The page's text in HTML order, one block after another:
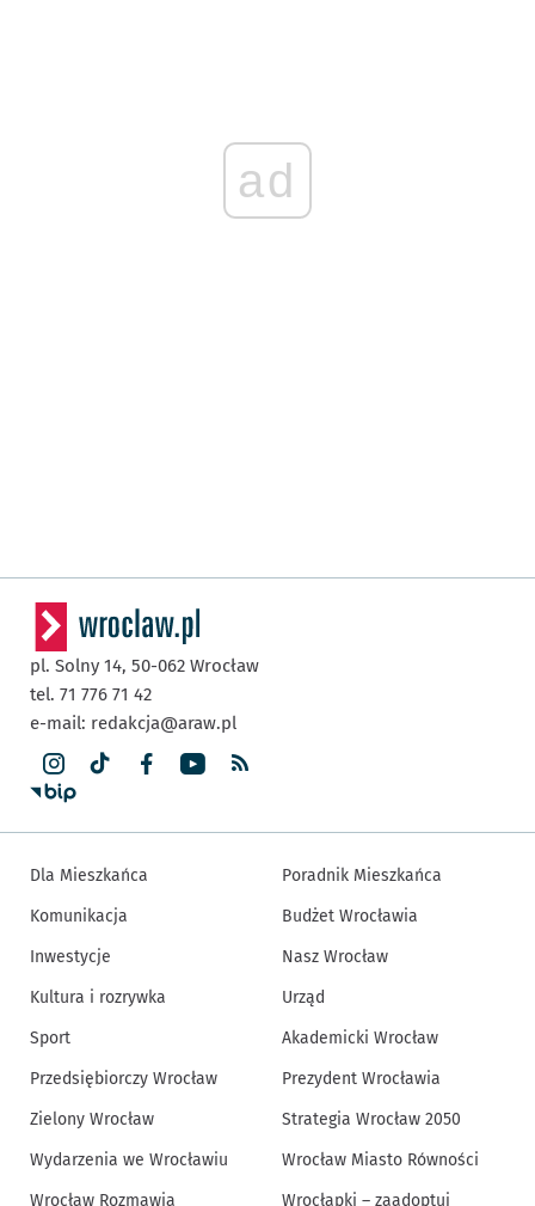
ad
pl. Solny 14, 50-062 Wrocław
tel. 71 776 71 42
e-mail: redakcja@araw.pl
Dla Mieszkańca
Komunikacja
Inwestycje
Kultura i rozrywka
Sport
Przedsiębiorczy Wrocław
Zielony Wrocław
Wydarzenia we Wrocławiu
Wrocław Rozmawia
Poradnik Mieszkańca
Budżet Wrocławia
Nasz Wrocław
Urząd
Akademicki Wrocław
Prezydent Wrocławia
Strategia Wrocław 2050
Wrocław Miasto Równości
Wrocłapki – zaadoptuj